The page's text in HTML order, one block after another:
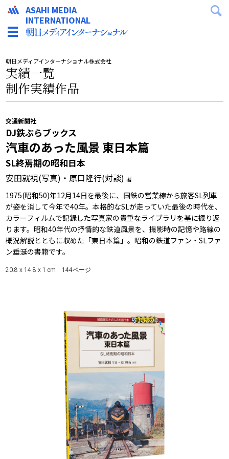
朝日メディアインターナショナル株式会社
実績一覧
制作実績作品
交通新聞社
DJ鉄ぶらブックス
汽車のあった風景 東日本篇
SL終焉期の昭和日本
安田就視(写真)・原口隆行(対談) 著
1975(昭和50)年12月14日を最後に、国鉄の営業線から旅客SL列車
が姿を消して今年で40年。本格的なSLが走っていた最後の時代を、
カラーフィルムで記録した写真家の貴重なライブラリを基に振り返
ります。昭和40年代の抒情的な鉄道風景を、撮影時の記憶や路線の
概況解説とともに収めた「東日本篇」。昭和の鉄道ファン・SLファ
ン垂涎の書籍です。
20.8 x 14.8 x 1 cm 144ページ
ASAHI MEDIA
INTERNATIONAL